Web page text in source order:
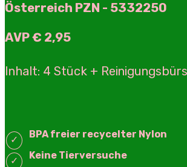
Österreich PZN - 5332250
AVP € 2,95
Inhalt: 4 Stück +
BPA freier recycelter Nylon
Keine Tierversuche